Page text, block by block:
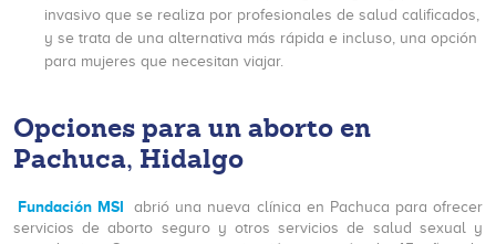
invasivo que se realiza por profesionales de salud calificados,
y se trata de una alternativa más rápida e incluso, una opción
para mujeres que necesitan viajar.
Opciones para un aborto en
Pachuca, Hidalgo
Fundación MSI
abrió una nueva clínica en Pachuca para ofrecer
servicios de aborto seguro y otros servicios de salud sexual y